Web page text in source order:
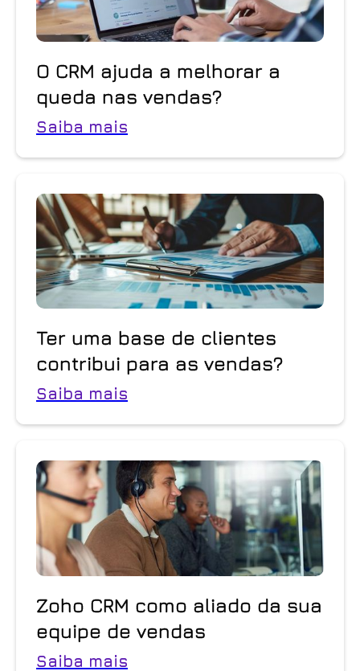
O CRM ajuda a melhorar a
queda nas vendas?
Saiba mais
Ter uma base de clientes
contribui para as vendas?
Saiba mais
Zoho CRM como aliado da sua
equipe de vendas
Saiba mais